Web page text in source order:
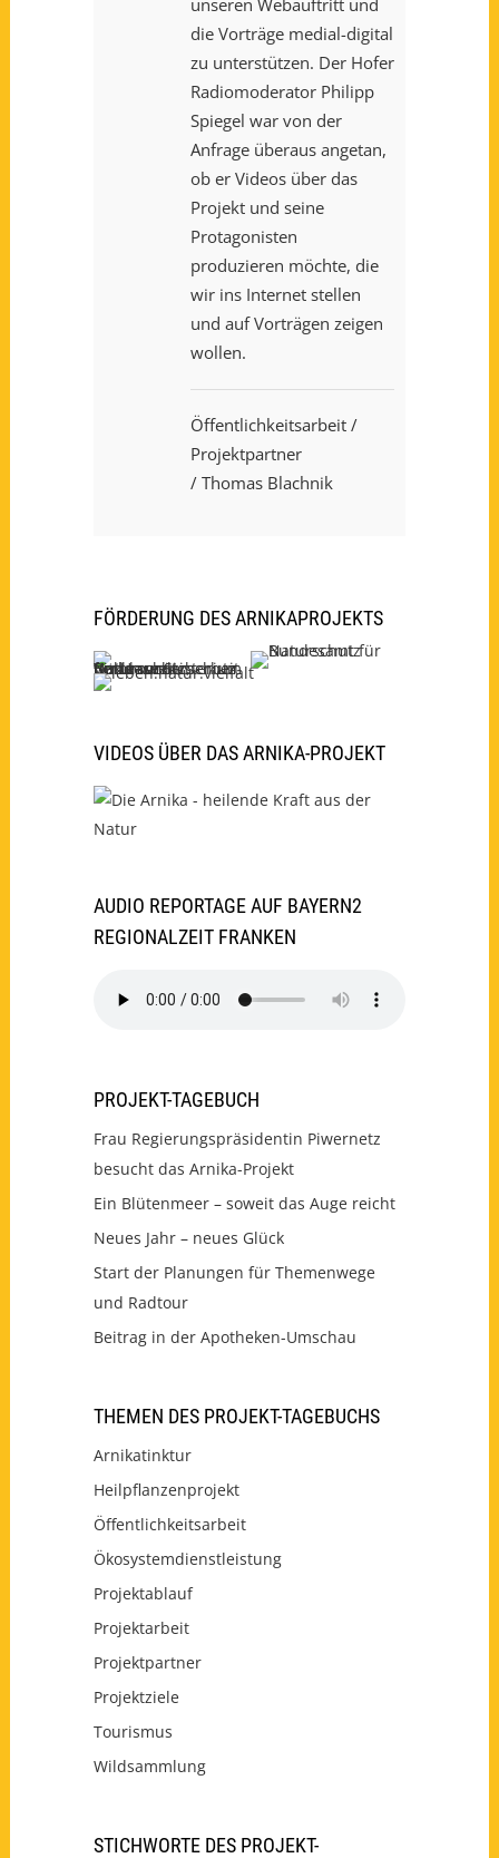
die Vorträge medial-digital
zu unterstützen. Der Hofer
Radiomoderator Philipp
Spiegel war von der
Anfrage überaus angetan,
ob er Videos über das
Projekt und seine
Protagonisten
produzieren möchte, die
wir ins Internet stellen
und auf Vorträgen zeigen
wollen.
Öffentlichkeitsarbeit /
Projektpartner
/ Thomas Blachnik
FÖRDERUNG DES ARNIKAPROJEKTS
VIDEOS ÜBER DAS ARNIKA-PROJEKT
AUDIO REPORTAGE AUF BAYERN2
REGIONALZEIT FRANKEN
PROJEKT-TAGEBUCH
Frau Regierungspräsidentin Piwernetz
besucht das Arnika-Projekt
Ein Blütenmeer – soweit das Auge reicht
Neues Jahr – neues Glück
Start der Planungen für Themenwege
und Radtour
Beitrag in der Apotheken-Umschau
THEMEN DES PROJEKT-TAGEBUCHS
Arnikatinktur
Heilpflanzenprojekt
Öffentlichkeitsarbeit
Ökosystemdienstleistung
Projektablauf
Projektarbeit
Projektpartner
Projektziele
Tourismus
Wildsammlung
STICHWORTE DES PROJEKT-